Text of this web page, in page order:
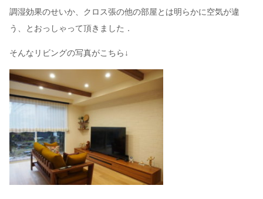
調湿効果のせいか、クロス張の他の部屋とは明らかに空気が違
う、とおっしゃって頂きました．
そんなリビングの写真がこちら↓